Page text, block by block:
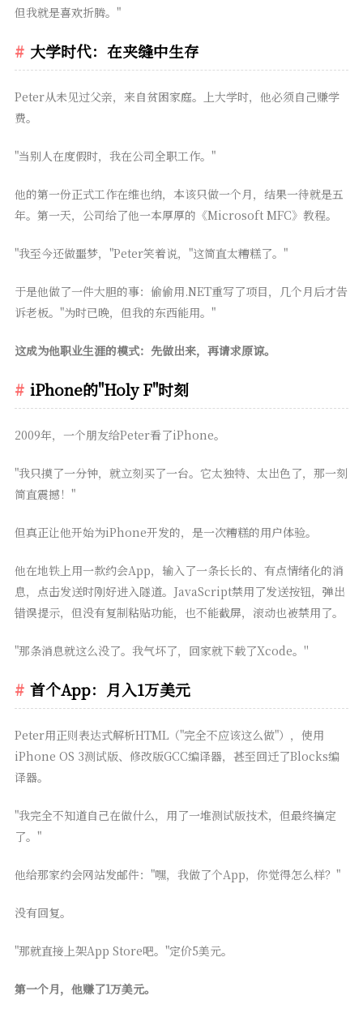
但我就是喜欢折腾。"
大学时代：在夹缝中生存
Peter从未见过父亲，来自贫困家庭。上大学时，他必须自己赚学
费。
"当别人在度假时，我在公司全职工作。"
他的第一份正式工作在维也纳，本该只做一个月，结果一待就是五
年。第一天，公司给了他一本厚厚的《Microsoft MFC》教程。
"我至今还做噩梦，"Peter笑着说，"这简直太糟糕了。"
于是他做了一件大胆的事：偷偷用.NET重写了项目，几个月后才告
诉老板。"为时已晚，但我的东西能用。"
这成为他职业生涯的模式：先做出来，再请求原谅。
iPhone的"Holy F"时刻
2009年，一个朋友给Peter看了iPhone。
"我只摸了一分钟，就立刻买了一台。它太独特、太出色了，那一刻
简直震撼！"
但真正让他开始为iPhone开发的，是一次糟糕的用户体验。
他在地铁上用一款约会App，输入了一条长长的、有点情绪化的消
息，点击发送时刚好进入隧道。JavaScript禁用了发送按钮，弹出
错误提示，但没有复制粘贴功能，也不能截屏，滚动也被禁用了。
"那条消息就这么没了。我气坏了，回家就下载了Xcode。"
首个App：月入1万美元
Peter用正则表达式解析HTML（"完全不应该这么做"），使用
iPhone OS 3测试版、修改版GCC编译器，甚至回迁了Blocks编
译器。
"我完全不知道自己在做什么，用了一堆测试版技术，但最终搞定
了。"
他给那家约会网站发邮件："嘿，我做了个App，你觉得怎么样？"
没有回复。
"那就直接上架App Store吧。"定价5美元。
第一个月，他赚了1万美元。